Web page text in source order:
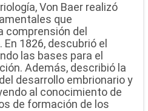
Von Baer realizó
que
comprensión del
1826, descubrió el
las bases para el
Además, describió la
desarrollo embrionario y
al conocimiento de
de formación de los